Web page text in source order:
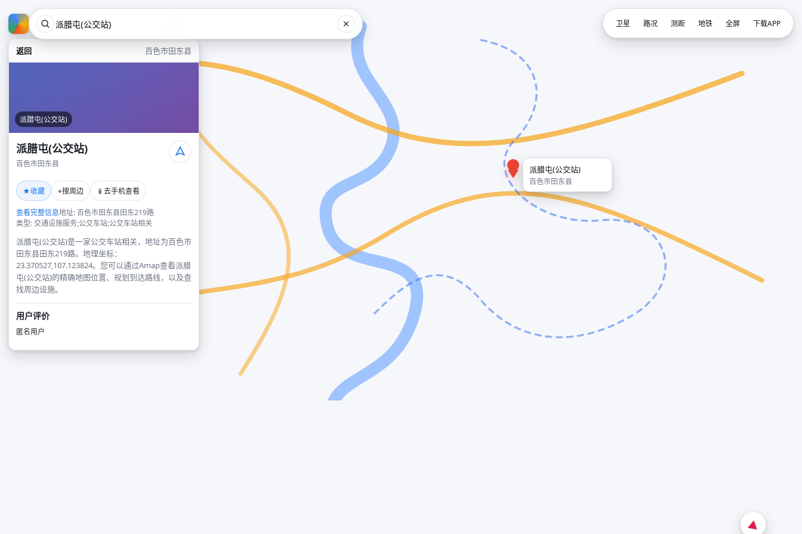
返回 百色市田东县
派腊屯(公交站)
派腊屯(公交站)
百色市田东县
★收藏 ⌖搜周边 📱 去手机查看
查看完整信息地址: 百色市田东县田东219路
类型: 交通设施服务;公交车站;公交车站相关
派腊屯(公交站)是一家公交车站相关，地址为百色市
田东县田东219路。地理坐标：
23.370527,107.123824。您可以通过Amap查看派腊
屯(公交站)的精确地图位置、规划到达路线，以及查
找周边设施。
用户评价
匿名用户
派腊屯(公交站)
百色市田东县
卫星 路况 测距 地铁 全屏 下载APP